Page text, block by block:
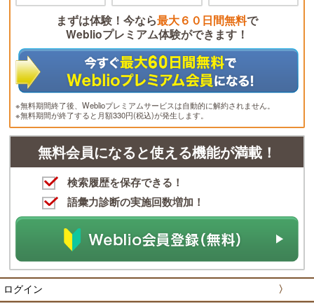
まずは体験！今なら最大６０日間無料で
Weblioプレミアム体験ができます！
※無料期間終了後、Weblioプレミアムサービスは自動的に解約されません。
※無料期間が終了すると月額330円(税込)が発生します。
無料会員になると使える機能が満載！
検索履歴を保存できる！
語彙力診断の実施回数増加！
ログイン 〉